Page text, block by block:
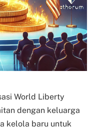
World Liberty
dengan keluarga
kelola baru untuk